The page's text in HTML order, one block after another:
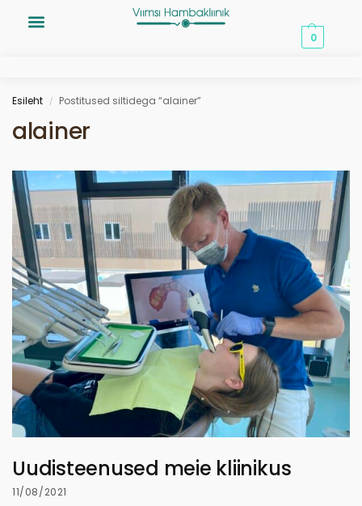
0
Esileht / Postitused siltidega “alainer”
alainer
Uudisteenused meie kliinikus
11/08/2021